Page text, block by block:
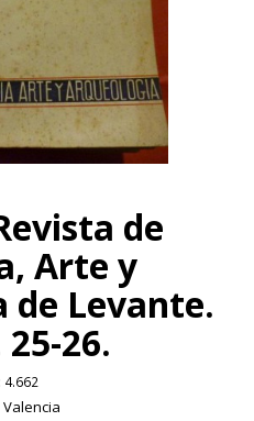
de
Arte y
de Levante.
26.
4.662
Valencia